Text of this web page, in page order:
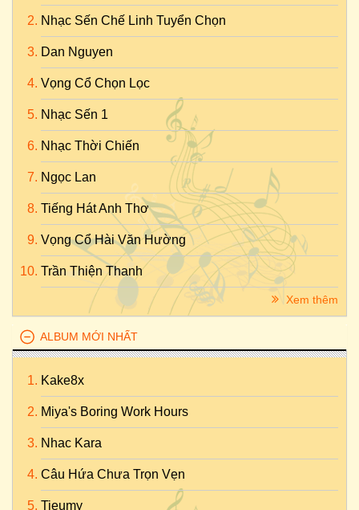
Nhạc Sến Chế Linh Tuyển Chọn
Dan Nguyen
Vọng Cổ Chọn Lọc
Nhạc Sến 1
Nhạc Thời Chiến
Ngọc Lan
Tiếng Hát Anh Thơ
Vọng Cổ Hài Văn Hường
Trần Thiện Thanh
Xem thêm
ALBUM MỚI NHẤT
Kake8x
Miya's Boring Work Hours
Nhac Kara
Câu Hứa Chưa Trọn Vẹn
Tieumy